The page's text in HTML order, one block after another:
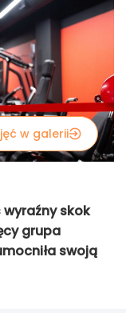
w galerii
wyraźny skok
grupa
swoją